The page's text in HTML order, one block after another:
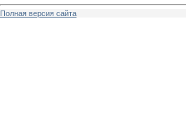
Полная версия сайта